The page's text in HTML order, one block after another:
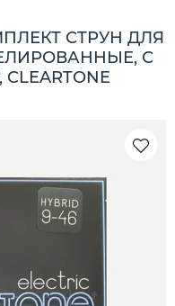
СТРУН ДЛЯ
С